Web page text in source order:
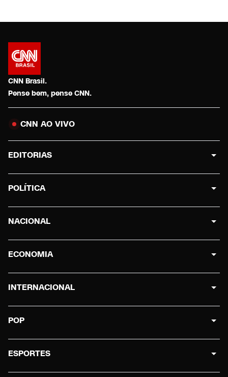
CNN Brasil.
Pense bem, pense CNN.
CNN AO VIVO
EDITORIAS
POLÍTICA
NACIONAL
ECONOMIA
INTERNACIONAL
POP
ESPORTES